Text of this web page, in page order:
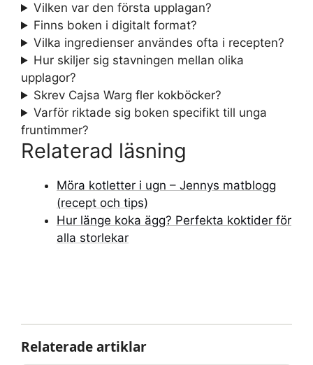
Vilken var den första upplagan?
Finns boken i digitalt format?
Vilka ingredienser användes ofta i recepten?
Hur skiljer sig stavningen mellan olika
upplagor?
Skrev Cajsa Warg fler kokböcker?
Varför riktade sig boken specifikt till unga
fruntimmer?
Relaterad läsning
Möra kotletter i ugn – Jennys matblogg
(recept och tips)
Hur länge koka ägg? Perfekta koktider för
alla storlekar
Relaterade artiklar